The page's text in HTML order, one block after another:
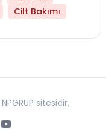
Cilt Bakımı
sitesidir,